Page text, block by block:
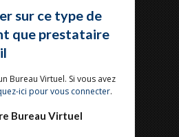
sur ce type de
que prestataire
Bureau Virtuel. Si vous avez
ici pour vous connecter.
Bureau Virtuel